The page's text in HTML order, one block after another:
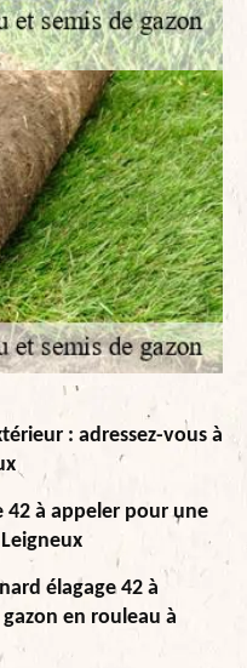
: adressez-vous à
42 à appeler pour une
élagage 42 à
en rouleau à